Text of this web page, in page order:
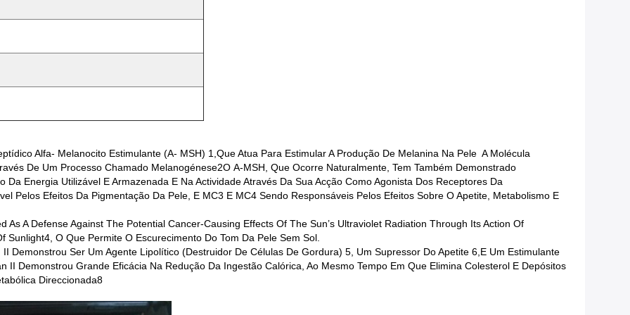
Alfa- Melanocito Estimulante (α- MSH) 1,que Atua Para Estimular A Produção De Melanina Na Pele  A Molécula
De Um Processo Chamado Melanogénese2O Α-MSH, Que Ocorre Naturalmente, Tem Também Demonstrado
Energia Utilizável E Armazenada E Na Actividade Através Da Sua Acção Como Agonista Dos Receptores Da
Pelos Efeitos Da Pigmentação Da Pele, E MC3 E MC4 Sendo Responsáveis Pelos Efeitos Sobre O Apetite, Metabolismo E
As A Defense Against The Potential Cancer-Causing Effects Of The Sun’s Ultraviolet Radiation Through Its Action Of
O Que Permite O Escurecimento Do Tom Da Pele Sem Sol.
Demonstrou Ser Um Agente Lipolítico (destruidor De Células De Gordura) 5, Um Supressor Do Apetite 6,e Um Estimulante
II Demonstrou Grande Eficácia Na Redução Da Ingestão Calórica, Ao Mesmo Tempo Em Que Elimina Colesterol E Depósitos
Direccionada8